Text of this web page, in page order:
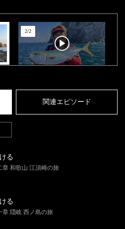
2/2
関連エピソード
る
章 和歌山 江須崎の旅
る
章 隠岐 西ノ島の旅